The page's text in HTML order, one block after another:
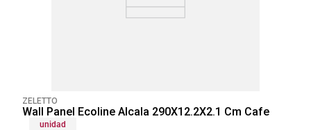
ZELETTO
Wall Panel Ecoline Alcala 290X12.2X2.1 Cm Cafe
unidad